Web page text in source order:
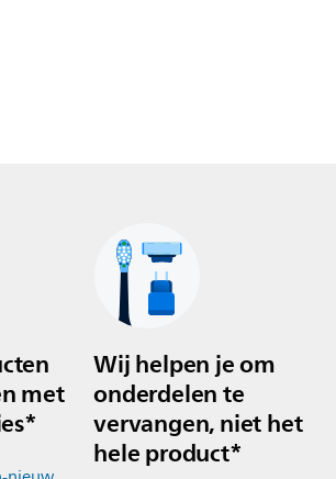
met
Wij helpen je om
onderdelen te
vervangen, niet het
hele product*